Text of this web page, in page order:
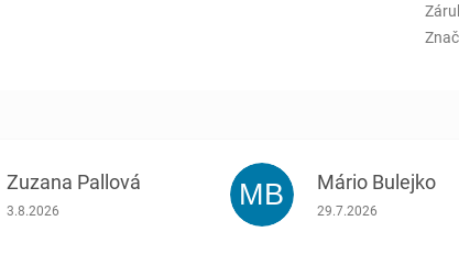
Zuzana Pallová
Hodnotenie obchodu je 5 z 5 hviezdičiek.
3.8.2026 MB Mário Bulejko
Hodnotenie
29.7.2026